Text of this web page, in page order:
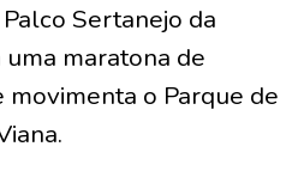
Sertanejo da
maratona de
o Parque de